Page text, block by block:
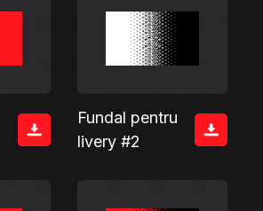
Fundal pentru
livery #2